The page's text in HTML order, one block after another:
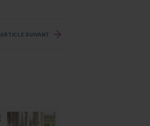
ARTICLE SUIVANT